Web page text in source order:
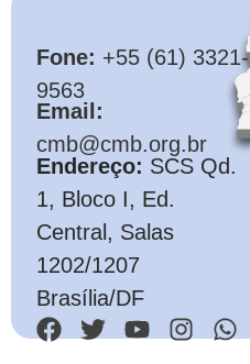
Fone: +55 (61) 3321-
9563
Email:
cmb@cmb.org.br
Endereço: SCS Qd.
1, Bloco I, Ed.
Central, Salas
1202/1207
Brasília/DF